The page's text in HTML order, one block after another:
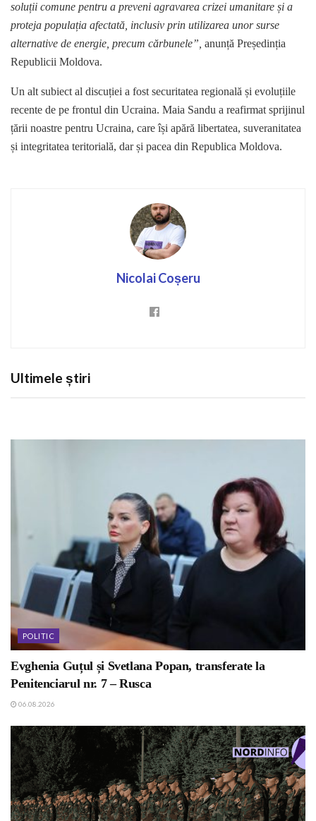
soluții comune pentru a preveni agravarea crizei umanitare și a
proteja populația afectată, inclusiv prin utilizarea unor surse
alternative de energie, precum cărbunele”, anunță Președinția
Republicii Moldova.
Un alt subiect al discuției a fost securitatea regională și evoluțiile
recente de pe frontul din Ucraina. Maia Sandu a reafirmat sprijinul
țării noastre pentru Ucraina, care își apără libertatea, suveranitatea
și integritatea teritorială, dar și pacea din Republica Moldova.
Nicolai Coșeru
Ultimele știri
POLITIC
Evghenia Guțul și Svetlana Popan, transferate la
Penitenciarul nr. 7 – Rusca
06.08.2026